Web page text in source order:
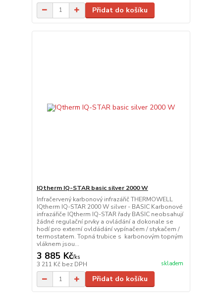
Přidat do košíku
IQtherm IQ-STAR basic silver 2000 W
Infračervený karbonový infrazářič THERMOWELL
IQtherm IQ-STAR 2000 W silver - BASIC Karbonové
infrazářiče IQtherm IQ-STAR řady BASIC neobsahují
žádné regulační prvky a ovládání a dokonale se
hodí pro externí ovldádání vypínačem / stykačem /
termostatem. Topná trubice s karbonovým topným
vláknem jsou...
3 885 Kč/ks
3 211 Kč bez DPH skladem
Přidat do košíku